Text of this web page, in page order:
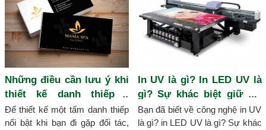
Những điều cần lưu ý khi
thiết kế danh thiếp -
namecard
Để thiết kế một tấm danh thiếp
nổi bật khi bạn đi gặp đối tác,
In UV là gì? In LED UV là
gì? Sự khác biệt giữ UV
và LED UV trong ngành in
Bạn đã biết về công nghệ in UV
là gì? in LED UV là gì? Sự khác